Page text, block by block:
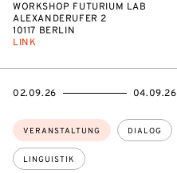
WORKSHOP FUTURIUM LAB
ALEXANDERUFER 2
10117 BERLIN
LINK
Themen:
VERANSTALTUNG DIALOG
LINGUISTIK
EVENTBEGINSON
02.09.26
EVENTENDSON 04.09.26